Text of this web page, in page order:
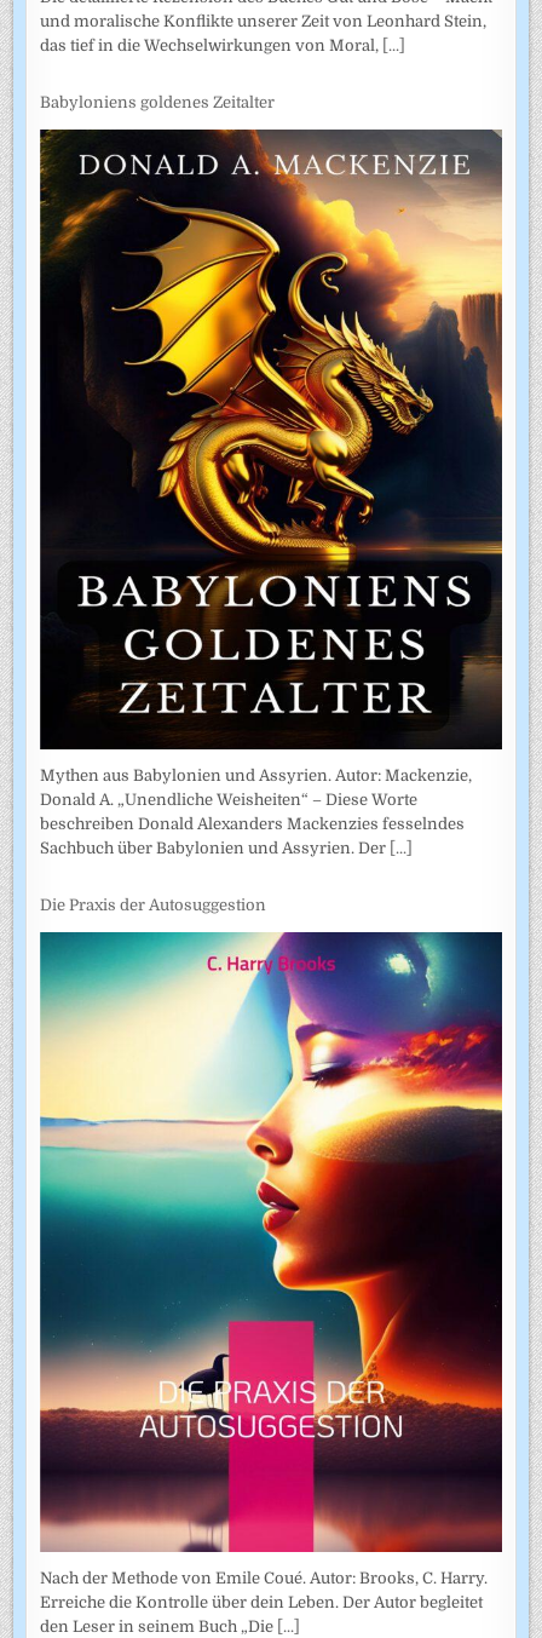
und moralische Konflikte unserer Zeit von Leonhard Stein,
das tief in die Wechselwirkungen von Moral, [...]
Babyloniens goldenes Zeitalter
Mythen aus Babylonien und Assyrien. Autor: Mackenzie,
Donald A. „Unendliche Weisheiten“ – Diese Worte
beschreiben Donald Alexanders Mackenzies fesselndes
Sachbuch über Babylonien und Assyrien. Der [...]
Die Praxis der Autosuggestion
Nach der Methode von Emile Coué. Autor: Brooks, C. Harry.
Erreiche die Kontrolle über dein Leben. Der Autor begleitet
den Leser in seinem Buch „Die [...]